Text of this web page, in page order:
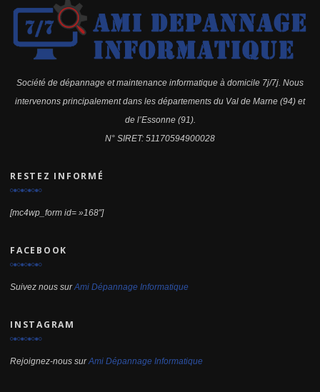
Société de dépannage et maintenance informatique à domicile 7j/7j. Nous
intervenons principalement dans les départements du Val de Marne (94) et
de l’Essonne (91).
N° SIRET: 51170594900028
RESTEZ INFORMÉ
[mc4wp_form id= »168″]
FACEBOOK
Suivez nous surAmi Dépannage Informatique
INSTAGRAM
Rejoignez-nous surAmi Dépannage Informatique